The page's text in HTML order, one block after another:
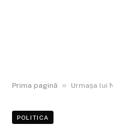
Prima pagină » Urmașa lui
POLITICA